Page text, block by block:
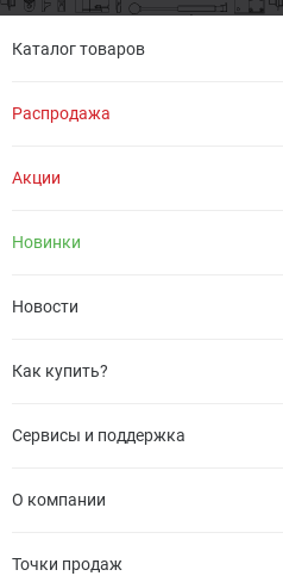
Каталог товаров
Распродажа
Акции
Новинки
Новости
Как купить?
Сервисы и поддержка
О компании
Точки продаж